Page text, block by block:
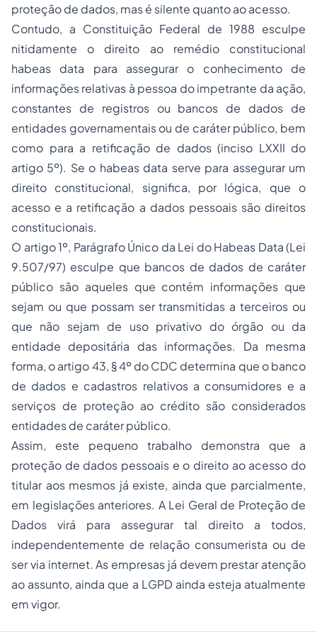
proteção de dados, mas é silente quanto ao acesso.
Contudo, a Constituição Federal de 1988 esculpe
nitidamente o direito ao remédio constitucional
habeas data para assegurar o conhecimento de
informações relativas à pessoa do impetrante da ação,
constantes de registros ou bancos de dados de
entidades governamentais ou de caráter público, bem
como para a retificação de dados (inciso LXXII do
artigo 5º). Se o habeas data serve para assegurar um
direito constitucional, significa, por lógica, que o
acesso e a retificação a dados pessoais são direitos
constitucionais.
O artigo 1º, Parágrafo Único da Lei do Habeas Data (Lei
9.507/97) esculpe que bancos de dados de caráter
público são aqueles que contém informações que
sejam ou que possam ser transmitidas a terceiros ou
que não sejam de uso privativo do órgão ou da
entidade depositária das informações. Da mesma
forma, o artigo 43, § 4º do CDC determina que o banco
de dados e cadastros relativos a consumidores e a
serviços de proteção ao crédito são considerados
entidades de caráter público.
Assim, este pequeno trabalho demonstra que a
proteção de dados pessoais e o direito ao acesso do
titular aos mesmos já existe, ainda que parcialmente,
em legislações anteriores. A Lei Geral de Proteção de
Dados virá para assegurar tal direito a todos,
independentemente de relação consumerista ou de
ser via internet. As empresas já devem prestar atenção
ao assunto, ainda que a LGPD ainda esteja atualmente
em vigor.